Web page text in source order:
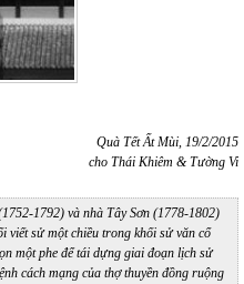
Quà Tết Ất Mùi, 19/2/2015
cho Thái Khiêm & Tường Vi
1792) và nhà Tây Sơn (1778-1802)
viết sử một chiều trong khối sử văn cổ
một phe để tái dựng giai đoạn lịch sử
cách mạng của thợ thuyền đồng ruộng